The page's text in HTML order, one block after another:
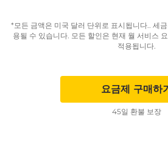
*모든 금액은 미국 달러 단위로 표시됩니다.. 세
용될 수 있습니다. 모든 할인은 현재 월 서비스
적용됩니다.
요금제 구매하기
45일 환불 보장